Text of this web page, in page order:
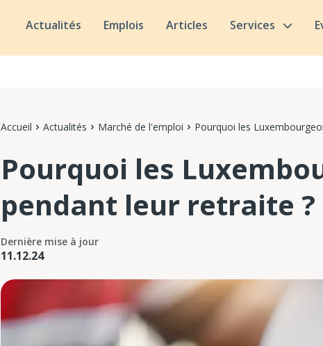
Actualités Emplois Articles Services
Accueil Actualités Marché de l'emploi Pourquoi les
Pourquoi les
pendant leur retraite ?
Dernière mise à jour
11.12.24